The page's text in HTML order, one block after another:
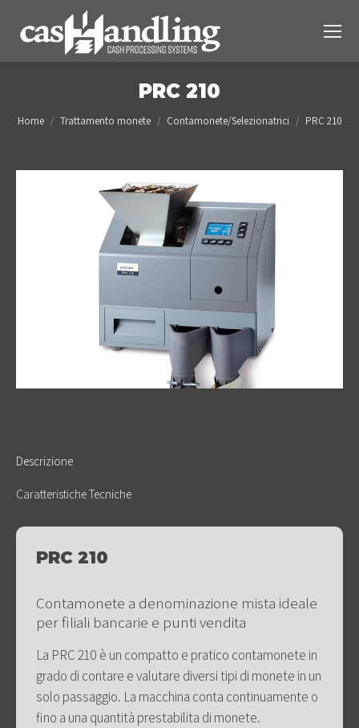
PRC 210
You are here:
Home Trattamento monete Contamonete/Selezionatrici PRC 210
Descrizione
Caratteristiche Tecniche
PRC 210
Contamonete a denominazione mista ideale
per filiali bancarie e punti vendita
La PRC 210 è un compatto e pratico contamonete in
grado di contare e valutare diversi tipi di monete in un
solo passaggio. La macchina conta continuamente o
fino a una quantità prestabilita di monete.